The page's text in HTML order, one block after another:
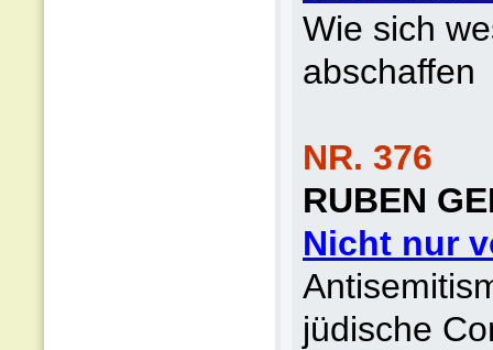
Wie sich
abschaffen
NR. 376
RUBEN
Nicht nur
jüdische